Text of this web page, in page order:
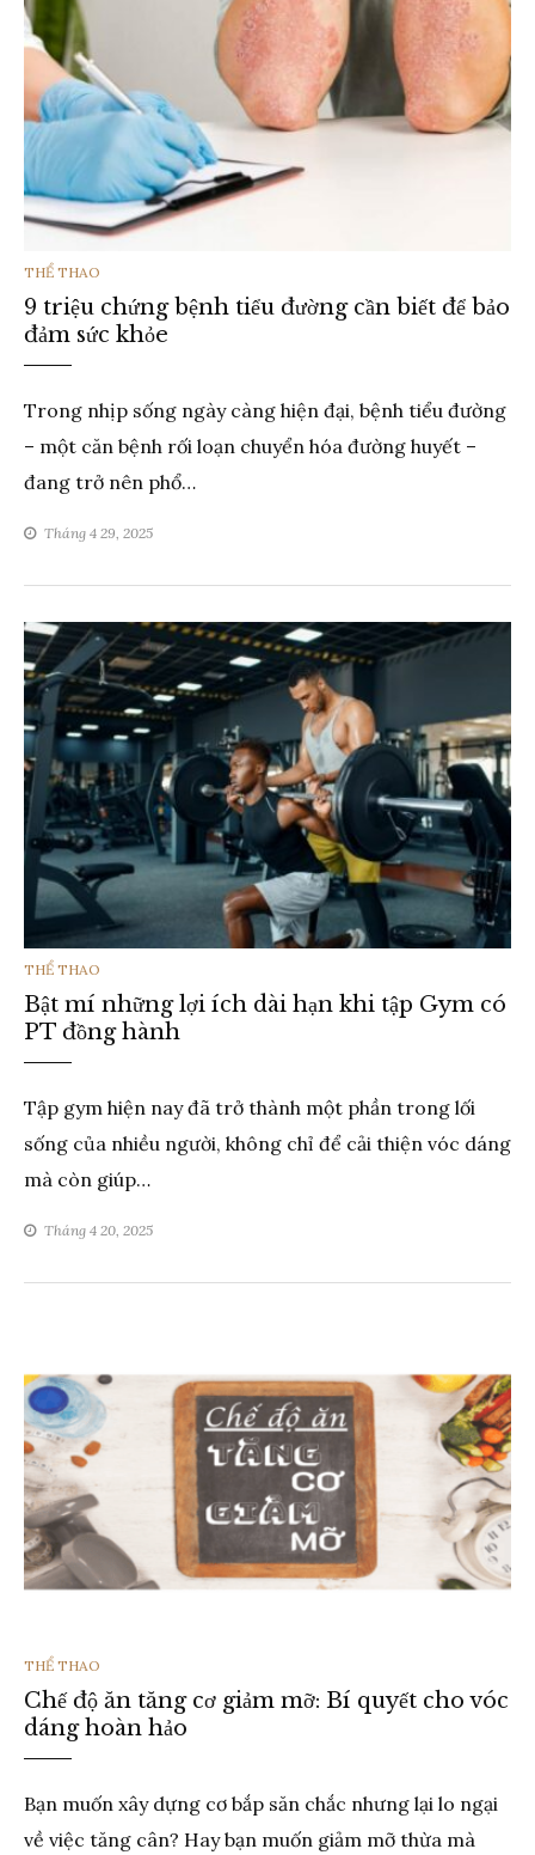
THỂ
LOẠI
THỂ THAO
9 triệu chứng bệnh tiểu đường cần biết để bảo
đảm sức khỏe
Trong nhịp sống ngày càng hiện đại, bệnh tiểu đường
– một căn bệnh rối loạn chuyển hóa đường huyết –
đang trở nên phổ…
Tháng 4 29, 2025
THỂ
LOẠI
THỂ THAO
Bật mí những lợi ích dài hạn khi tập Gym có
PT đồng hành
Tập gym hiện nay đã trở thành một phần trong lối
sống của nhiều người, không chỉ để cải thiện vóc dáng
mà còn giúp…
Tháng 4 20, 2025
THỂ
LOẠI
THỂ THAO
Chế độ ăn tăng cơ giảm mỡ: Bí quyết cho vóc
dáng hoàn hảo
Bạn muốn xây dựng cơ bắp săn chắc nhưng lại lo ngại
về việc tăng cân? Hay bạn muốn giảm mỡ thừa mà